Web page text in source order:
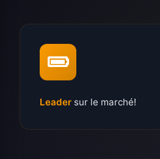
Leader sur le marché!